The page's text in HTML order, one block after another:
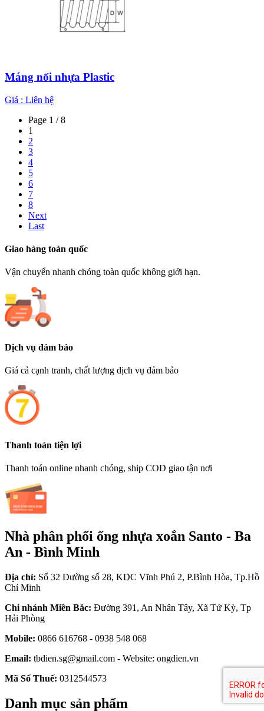
Máng nối nhựa Plastic
Giá : Liên hệ
Page 1 / 8
1
2
3
4
5
6
7
8
Next
Last
Giao hàng toàn quốc
Vận chuyển nhanh chóng toàn quốc không giới hạn.
Dịch vụ đảm bảo
Giá cả cạnh tranh, chất lượng dịch vụ đảm bảo
Thanh toán tiện lợi
Thanh toán online nhanh chóng, ship COD giao tận nơi
Nhà phân phối ống nhựa xoắn Santo - Ba
An - Bình Minh
Địa chỉ: Số 32 Đường số 28, KDC Vĩnh Phú 2, P.Bình Hòa, Tp.Hồ
Chí Minh
Chi nhánh Miền Bắc: Đường 391, An Nhân Tây, Xã Tứ Kỳ, Tp
Hải Phòng
Mobile: 0866 616768 - 0938 548 068
Email: tbdien.sg@gmail.com - Website: ongdien.vn
Mã Số Thuế: 0312544573
Danh mục sản phẩm